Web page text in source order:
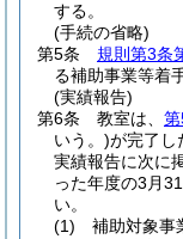
する。
(手続の省略)
第5条
規則第3条
る補助事業等着
(実績報告)
第6条
教室は、
いう。)が完了し
実績報告に次に
った年度の3月
い。
(1)
補助対象事